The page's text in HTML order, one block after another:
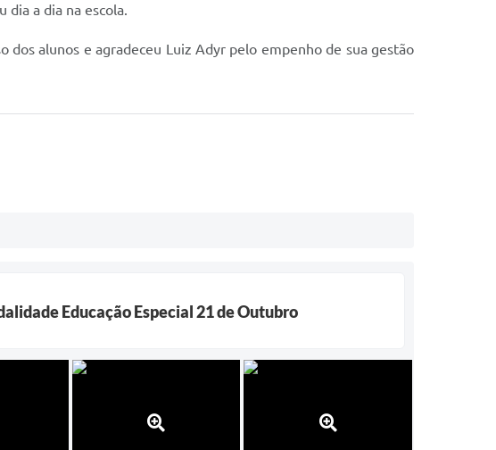
a dia na escola.
alunos e agradeceu Luiz Adyr pelo empenho de sua gestão
Educação Especial 21 de Outubro